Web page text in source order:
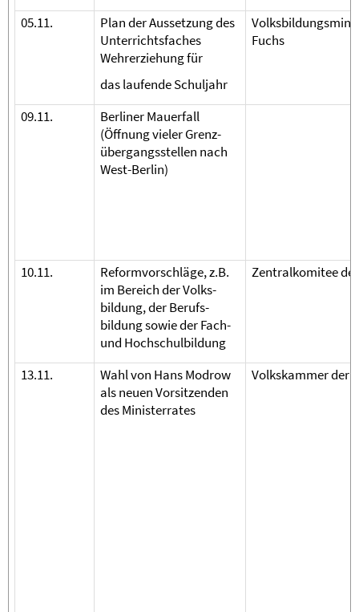
05.11.
Plan der Aussetzung des
Unterrichtsfaches
Wehrerziehung für
das laufende Schuljahr
Fuchs
09.11.
Berliner Mauerfall
(Öffnung vieler Grenz­
übergangsstellen nach
West-Berlin)
10.11.
Reformvorschläge, z.B.
im Bereich der Volks-
bildung, der Berufs-
bildung sowie der Fach-
und Hochschulbildung
Zentralkomitee der
13.11.
Wahl von Hans Modrow
als neuen Vorsitzenden
des Ministerrates
Volkskammer der